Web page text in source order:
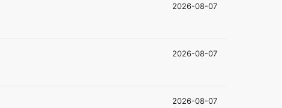
2026-08-07
2026-08-07
2026-08-07